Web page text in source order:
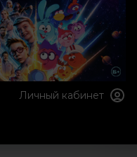
Личный кабинет